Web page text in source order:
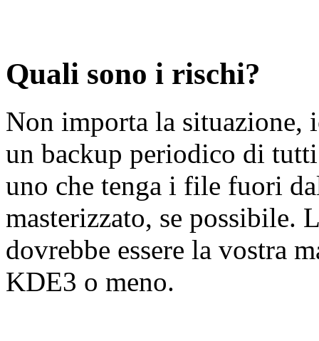
Quali sono i rischi?
Non importa la situazione,
un backup periodico di
uno che tenga i file fuori
masterizzato, se possibile.
dovrebbe essere la vostra
KDE3 o meno.